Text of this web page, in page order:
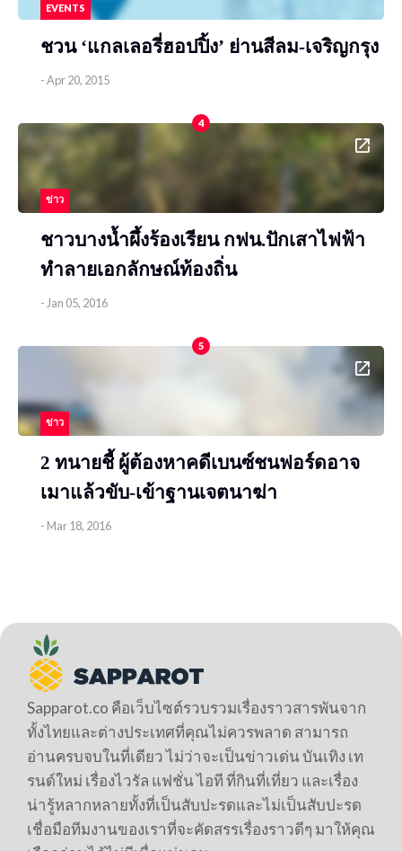
EVENTS
ชวน ‘แกลเลอรี่ฮอปปิ้ง’ ย่านสีลม-เจริญกรุง
-Apr 20, 2015
4
ข่าว
ชาวบางน้ำผึ้งร้องเรียน กฟน.ปักเสาไฟฟ้า
ทำลายเอกลักษณ์ท้องถิ่น
- Jan 05, 2016
5
ข่าว
2 ทนายชี้ ผู้ต้องหาคดีเบนซ์ชนฟอร์ดอาจ
เมาแล้วขับ-เข้าฐานเจตนาฆ่า
- Mar 18, 2016
Sapparot.co คือเว็บไซต์รวบรวมเรื่องราวสารพันจาก
ทั้งไทยและต่างประเทศที่คุณไม่ควรพลาด สามารถ
อ่านครบจบในที่เดียว ไม่ว่าจะเป็นข่าวเด่น บันเทิง เท
รนด์ใหม่ เรื่องไวรัล แฟชั่น ไอที ที่กินที่เที่ยว และเรื่อง
น่ารู้หลากหลายทั้งที่เป็นสับปะรดและไม่เป็นสับปะรด
เชื่อมือทีมงานของเราที่จะคัดสรรเรื่องราวดีๆ มาให้คุณ